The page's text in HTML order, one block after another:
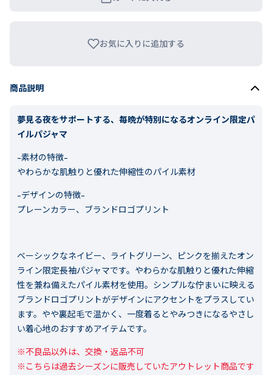
お気に入りに追加する
商品説明
夢見る夜をサポートする、毎晩が特別になるオンライン限定パ
イルパジャマ
-素材の特徴-
やわらかな肌触りと優れた伸縮性のパイル素材
-デザインの特徴-
プレーンカラー、ブランドロゴプリント
ベーシックなネイビー、ライトグリーン、ピンクを揃えたオン
ライン限定長袖パジャマです。やわらかな肌触りと優れた伸縮
性を兼ね備えたパイル素材を使用。シンプルな佇まいに映える
ブランドロゴプリントがデザインにアクセントをプラスしてい
ます。やや裏起毛で温かく、一度着るとやみつきになるやさし
い着心地のおすすめアイテムです。
※不良品以外は、交換・返品不可
※こちらは過去シーズンに販売していたアウトレット商品です